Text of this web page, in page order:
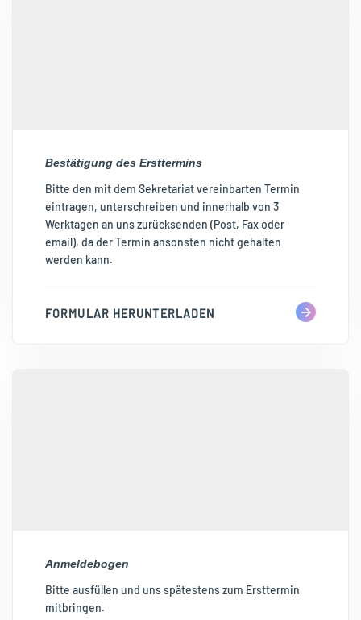
Bestätigung des Ersttermins
Bitte den mit dem Sekretariat vereinbarten Termin
eintragen, unterschreiben und innerhalb von 3
Werktagen an uns zurücksenden (Post, Fax oder
email), da der Termin ansonsten nicht gehalten
werden kann.
FORMULAR HERUNTERLADEN
Anmeldebogen
Bitte ausfüllen und uns spätestens zum Ersttermin
mitbringen.